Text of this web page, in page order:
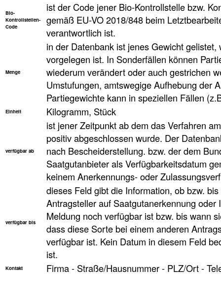
Bio-
Kontrollstellen-
Code
ist der Code jener Bio-Kontrollstelle bzw.
gemäß EU-VO 2018/848 beim
verantwortlich ist.
Menge
in der Datenbank ist jenes Gewicht
vorgelegen ist. In Sonderfällen können
wiederum verändert oder auch gestrichen
Umstufungen, amtswegige Aufhebung der
Partiegewichte kann in speziellen Fällen
Einheit Kilogramm, Stück
verfügbar ab
ist jener Zeitpunkt ab dem das Verfahren
positiv abgeschlossen wurde. Der
nach Bescheiderstellung. bzw. der dem
Saatgutanbieter als Verfügbarkeitsdatum
keinem Anerkennungs- oder
verfügbar bis
dieses Feld gibt die Information, ob bzw.
Antragsteller auf Saatgutanerkennung
Meldung noch verfügbar ist bzw. bis wann
dass diese Sorte bei einem anderen
verfügbar ist. Kein Datum in diesem Feld
ist.
Kontakt Firma - Straße/Hausnummer - PLZ/Ort -